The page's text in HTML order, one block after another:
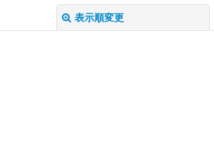
表示順変更